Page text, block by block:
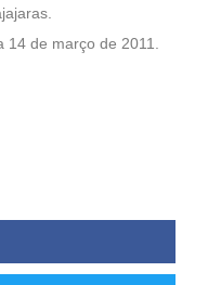
14 de março de 2011.